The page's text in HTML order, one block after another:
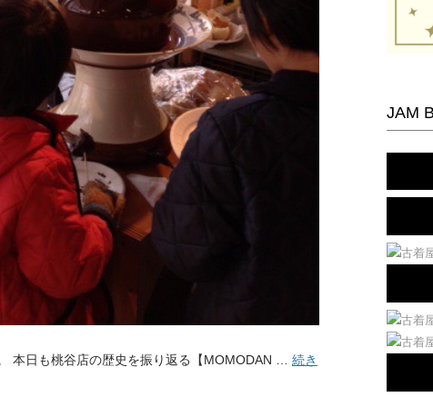
本日も桃谷店の歴史を振り返る【MOMODAN … 続き
JAM